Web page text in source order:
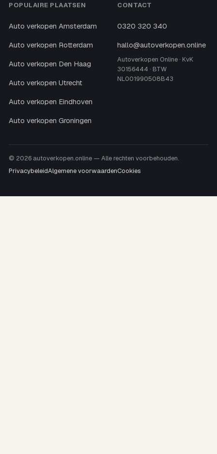
POPULAIRE PLAATSEN
Auto verkopen Amsterdam
Auto verkopen Rotterdam
Auto verkopen Den Haag
Auto verkopen Utrecht
Auto verkopen Eindhoven
Auto verkopen Groningen
CONTACT
0320 320 340
hallo@autoverkopen.online
Autoverkopen Online · KvK
30156444 · BTW
NL001990508B43
© 2026 autoverkopen.online — Alle rechten voorbehouden.
PrivacybeleidAlgemene voorwaardenCookies